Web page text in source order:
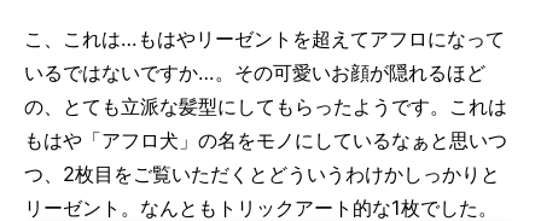
こ、これは…もはやリーゼントを超えてアフロになって
いるではないですか…。その可愛いお顔が隠れるほど
の、とても立派な髪型にしてもらったようです。これは
もはや「アフロ犬」の名をモノにしているなぁと思いつ
つ、2枚目をご覧いただくとどういうわけかしっかりと
リーゼント。なんともトリックアート的な1枚でした。